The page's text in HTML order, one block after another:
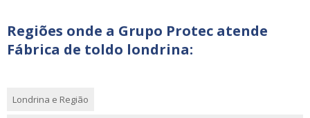
Regiões onde a Grupo Protec atende
Fábrica de toldo londrina:
Londrina e Região